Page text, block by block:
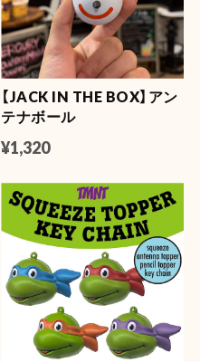
【JACK IN THE BOX】アン
テナボール
¥1,320